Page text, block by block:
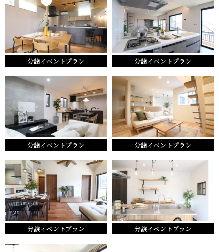
分譲イベントプラン 分譲イベントプラン
分譲イベントプラン 分譲イベントプラン
分譲イベントプラン 分譲イベントプラン